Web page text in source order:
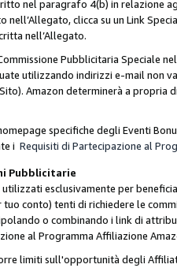
nel paragrafo 4(b) in relazione
nell’Allegato, clicca su un Link
nell’Allegato.
Pubblicitaria Speciale
utilizzando indirizzi e-mail non
Amazon determinerà a propria
specifiche degli Eventi
i Requisiti di Partecipazione al
Pubblicitarie
esclusivamente per
tuo conto) tenti di richiedere le
o combinando i link di
al Programma Affiliazione
limiti sull'opportunità degli